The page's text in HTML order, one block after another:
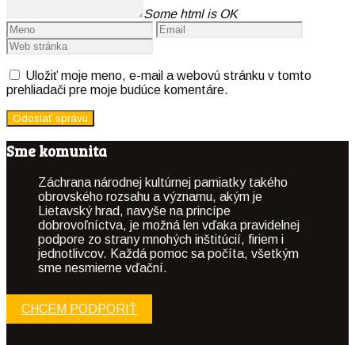
Some html is OK
Uložiť moje meno, e-mail a webovú stránku v tomto
prehliadači pre moje budúce komentáre.
Sme komunita
Záchrana národnej kultúrnej pamiatky takého
obrovského rozsahu a významu, akým je
Lietavský hrad, navyše na princípe
dobrovoľníctva, je možná len vďaka pravidelnej
podpore zo strany mnohých inštitúcií, firiem i
jednotlivcov. Každá pomoc sa počíta, všetkým
sme nesmierne vďační.
CHCEM PODPORIŤ